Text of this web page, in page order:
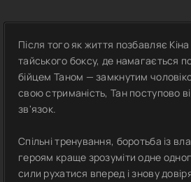
Після того як життя позбавляє
тайського боксу, де намагається
бійцем Таном — замкнутим
свою стриманість, Тан поступово
зв'язок.
Спільні тренування, боротьба із
героям краще зрозуміти одне
сили рухатися вперед і знову